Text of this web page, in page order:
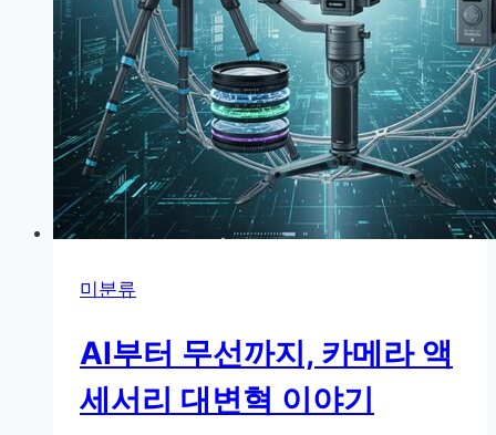
미분류
AI부터 무선까지, 카메라 액
세서리 대변혁 이야기